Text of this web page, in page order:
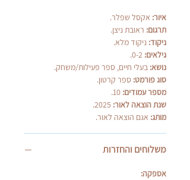
איור: אקסל שפלר.
תרגום: ראובת ניצן.
ניקוד: ניקוד מלא.
גילאים: 0-2.
נושא: בעלי חיים, ספר פעילות/משחק.
סוג פורמט: ספר קרטון.
מספר עמודים:
שנת הוצאה לאור:
מותג: אגם הוצאה לאור.
משלוחים והחזרות
אספקה: